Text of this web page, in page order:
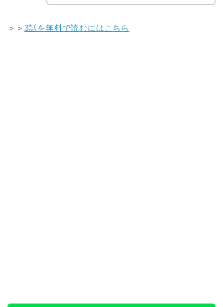
＞＞ 3話を無料で読むにはこちら